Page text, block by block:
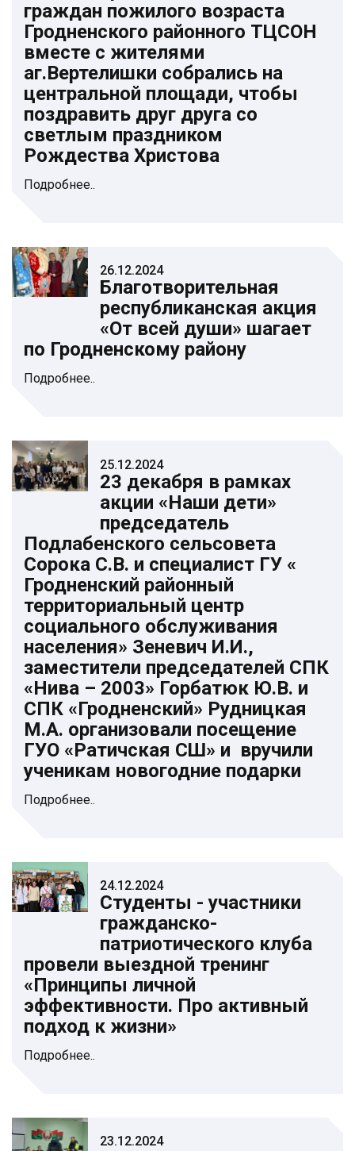
граждан пожилого возраста
Гродненского районного ТЦСОН
вместе с жителями
аг.Вертелишки собрались на
центральной площади, чтобы
поздравить друг друга со
светлым праздником
Рождества Христова
Подробнее..
26.12.2024
Благотворительная
республиканская акция
«От всей души» шагает
по Гродненскому району
Подробнее..
25.12.2024
23 декабря в рамках
акции «Наши дети»
председатель
Подлабенского сельсовета
Сорока С.В. и специалист ГУ «
Гродненский районный
территориальный центр
социального обслуживания
населения» Зеневич И.И.,
заместители председателей СПК
«Нива – 2003» Горбатюк Ю.В. и
СПК «Гродненский» Рудницкая
М.А. организовали посещение
ГУО «Ратичская СШ» и вручили
ученикам новогодние подарки
Подробнее..
24.12.2024
Студенты - участники
гражданско-
патриотического клуба
провели выездной тренинг
«Принципы личной
эффективности. Про активный
подход к жизни»
Подробнее..
23.12.2024